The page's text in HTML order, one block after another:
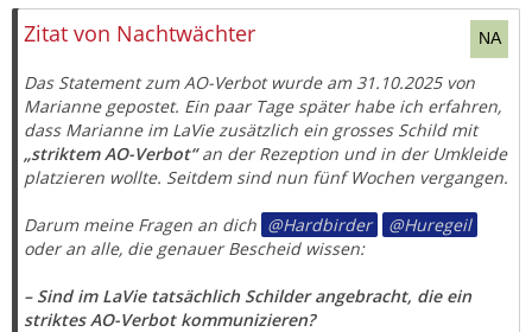
Zitat von Nachtwächter
Das Statement zum AO-Verbot wurde am 31.10.2025 von
Marianne gepostet. Ein paar Tage später habe ich erfahren,
dass Marianne im LaVie zusätzlich ein grosses Schild mit
„striktem AO-Verbot“an der Rezeption und in der Umkleide
platzieren wollte. Seitdem sind nun fünf Wochen vergangen.
Darum meine Fragen an dich Hardbirder
Huregeil
oder an alle, die genauer Bescheid wissen:
– Sind im LaVie tatsächlich Schilder angebracht, die ein
striktes AO-Verbot kommunizieren?
Zitieren